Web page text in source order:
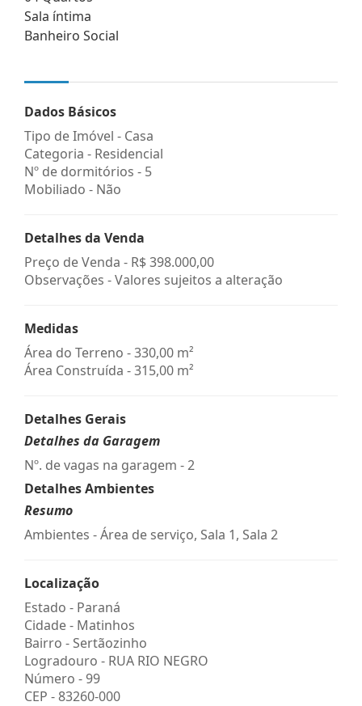
Sala íntima
Banheiro Social
Dados Básicos
Tipo de Imóvel - Casa
Categoria - Residencial
Nº de dormitórios - 5
Mobiliado - Não
Detalhes da Venda
Preço de Venda - R$ 398.000,00
Observações - Valores sujeitos a alteração
Medidas
Área do Terreno - 330,00 m²
Área Construída - 315,00 m²
Detalhes Gerais
Detalhes da Garagem
Nº. de vagas na garagem - 2
Detalhes Ambientes
Resumo
Ambientes - Área de serviço, Sala 1, Sala 2
Localização
Estado - Paraná
Cidade - Matinhos
Bairro -Sertãozinho
Logradouro - RUA RIO NEGRO
Número -99
CEP -83260-000